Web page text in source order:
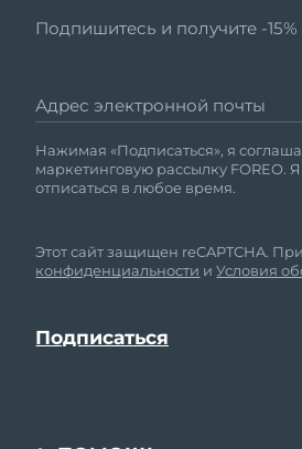
Подпишитесь и получите -
Адрес электронной почты
Нажимая «Подписаться», я
маркетинговую рассылку FOREO.
отписаться в любое время.
Этот сайт защищен reCAPTCHA.
конфиденциальности иУсловия